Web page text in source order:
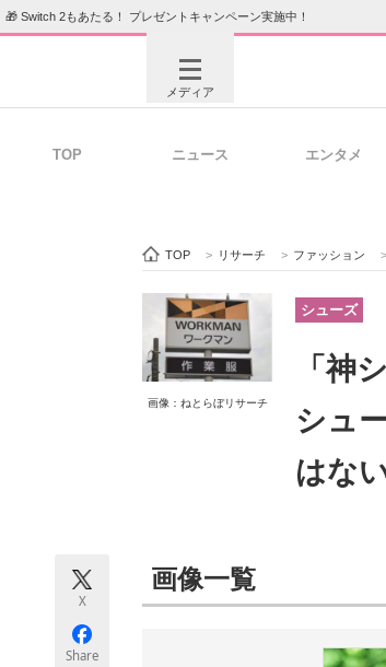
🎁 Switch 2もあたる！ プレゼントキャンペーン実施中！
メディア
ビジネスと働き方のヒント
ITエンジニア向け専門サイト
ちょっと気になるネットの話題
TOP ニュース エンタメ
TOP > リサーチ > ファッション >
画像：ねとらぼリサーチ
シューズ
「神
シュ
はな
X
Share
画像一覧